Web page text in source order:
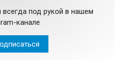
всегда под рукой в нашем
канале